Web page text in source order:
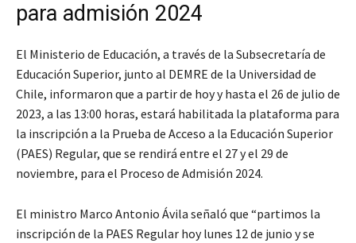
para admisión 2024
El Ministerio de Educación, a través de la Subsecretaría de
Educación Superior, junto al DEMRE de la Universidad de
Chile, informaron que a partir de hoy y hasta el 26 de julio de
2023, a las 13:00 horas, estará habilitada la plataforma para
la inscripción a la Prueba de Acceso a la Educación Superior
(PAES) Regular, que se rendirá entre el 27 y el 29 de
noviembre, para el Proceso de Admisión 2024.
El ministro Marco Antonio Ávila señaló que “partimos la
inscripción de la PAES Regular hoy lunes 12 de junio y se